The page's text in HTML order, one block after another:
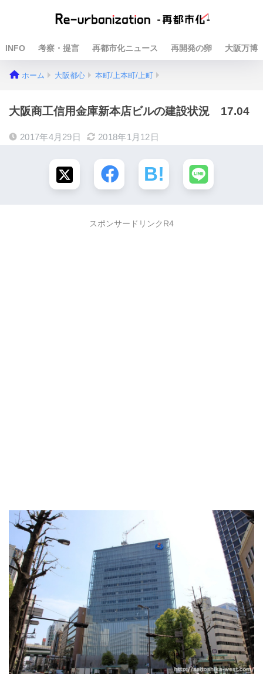
INFO 考察・提言 再都市化ニュース 再開発の卵 大阪万博
ホーム 大阪都心 本町/上本町/上町
大阪商工信用金庫新本店ビルの建設状況 17.04
2017年4月29日 2018年1月12日
スポンサードリンクR4